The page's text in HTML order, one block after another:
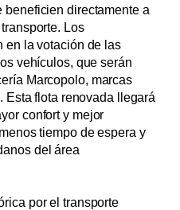
directamente a
Los
en la votación de las
vehículos, que serán
Marcopolo, marcas
flota renovada llegará
confort y mejor
tiempo de espera y
del área
por el transporte